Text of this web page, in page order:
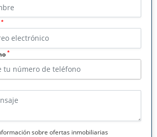
*
*
sobre ofertas inmobiliarias